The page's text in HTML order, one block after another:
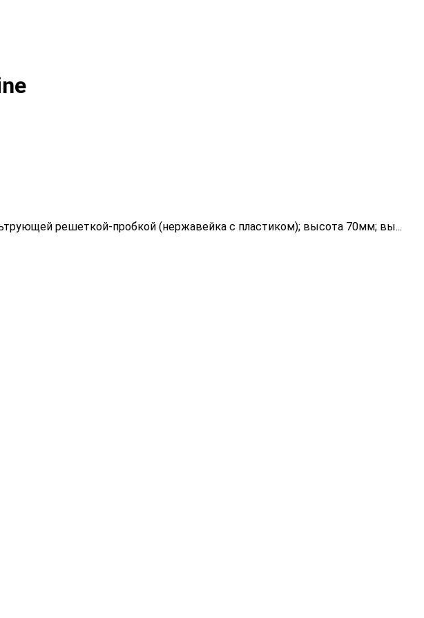
решеткой-пробкой (нержавейка с пластиком); высота 70мм; вы...